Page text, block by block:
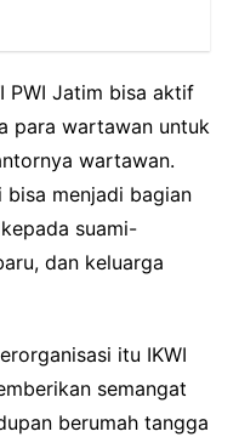
PWI Jatim bisa aktif
para wartawan untuk
wartawan.
bisa menjadi bagian
suami-
dan keluarga
itu IKWI
semangat
berumah tangga